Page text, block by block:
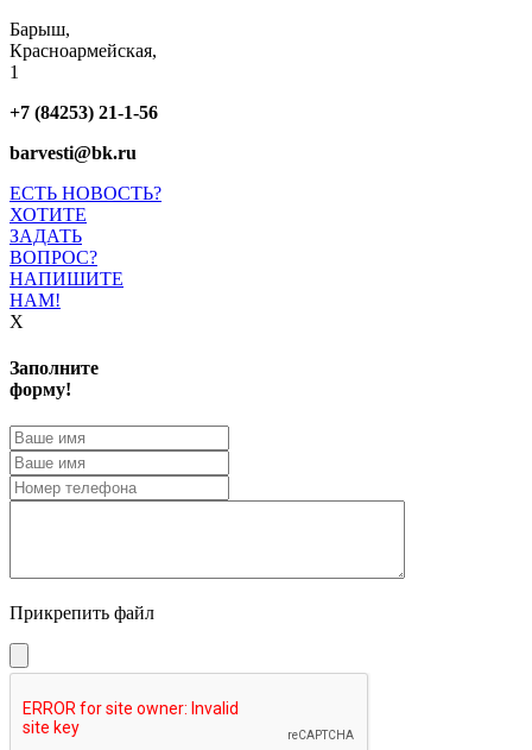
Барыш,
Красноармейская,
1
+7 (84253) 21-1-56
barvesti@bk.ru
ЕСТЬ НОВОСТЬ?
ХОТИТЕ
ЗАДАТЬ
ВОПРОС?
НАПИШИТЕ
НАМ!
X
Заполните
форму!
Прикрепить файл